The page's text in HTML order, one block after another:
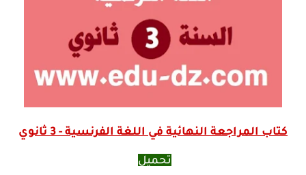
كتاب المراجعة النهائية في اللغة الفرنسية - 3 ثانوي
تحميل